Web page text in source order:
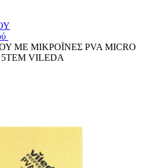
ΜΕ ΜΙΚΡΟΪΝΕΣ PVA MICRO
VILEDA